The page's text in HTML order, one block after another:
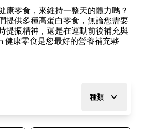
康零食，來維持一整天的體力嗎？
提供多種高蛋白零食，無論您需要
提振精神，還是在運動前後補充與
健康零食是您最好的營養補充夥
種類